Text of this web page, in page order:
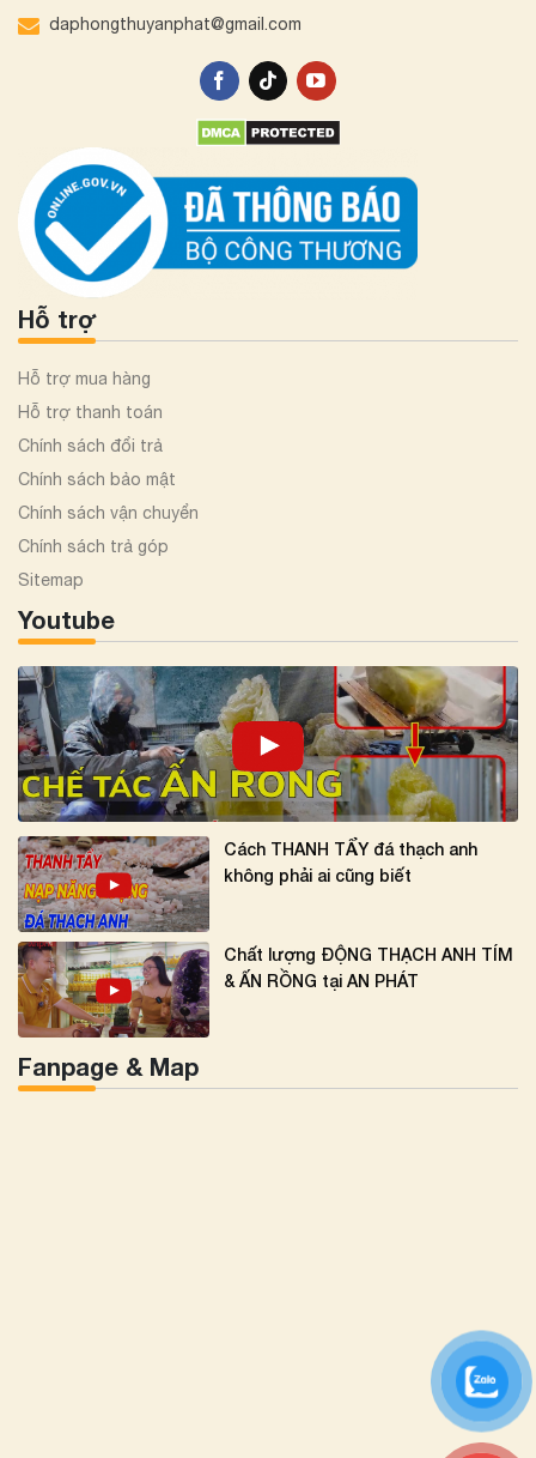
daphongthuyanphat@gmail.com
Hỗ trợ
Hỗ trợ mua hàng
Hỗ trợ thanh toán
Chính sách đổi trả
Chính sách bảo mật
Chính sách vận chuyển
Chính sách trả góp
Sitemap
Youtube
Cách THANH TẨY đá thạch anh
không phải ai cũng biết
Chất lượng ĐỘNG THẠCH ANH TÍM
& ẤN RỒNG tại AN PHÁT
Fanpage & Map